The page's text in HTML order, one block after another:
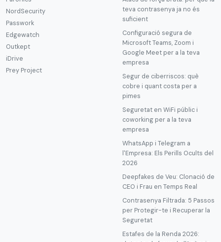
NordSecurity
Passwork
Edgewatch
Outkept
iDrive
Prey Project
teva contrasenya ja no és
suficient
Configuració segura de
Microsoft Teams, Zoom i
Google Meet per a la teva
empresa
Segur de ciberriscos: què
cobre i quant costa per a
pimes
Seguretat en WiFi públic i
coworking per a la teva
empresa
WhatsApp i Telegram a
l'Empresa: Els Perills Ocults del
2026
Deepfakes de Veu: Clonació de
CEO i Frau en Temps Real
Contrasenya Filtrada: 5 Passos
per Protegir-te i Recuperar la
Seguretat
Estafes de la Renda 2026: